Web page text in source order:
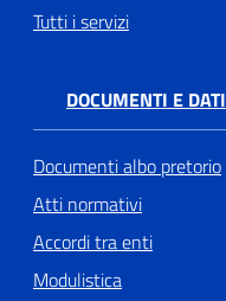
Tutti i servizi
DOCUMENTI E DATI
Documenti albo pretorio
Atti normativi
Accordi tra enti
Modulistica